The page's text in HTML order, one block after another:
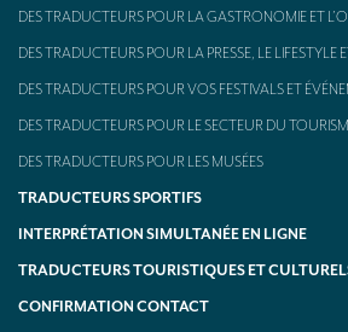
DES TRADUCTEURS POUR LA GASTRONOMIE ET
DES TRADUCTEURS POUR LA PRESSE, LE
DES TRADUCTEURS POUR VOS FESTIVALS ET
DES TRADUCTEURS POUR LE SECTEUR DU
DES TRADUCTEURS POUR LES MUSÉES
TRADUCTEURS SPORTIFS
INTERPRÉTATION SIMULTANÉE EN LIGNE
TRADUCTEURS TOURISTIQUES ET
CONFIRMATION CONTACT